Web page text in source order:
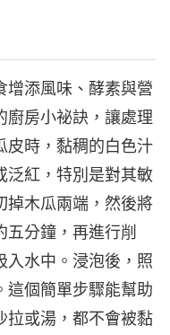
增添風味、酵素與營
廚房小祕訣，讓處理
皮時，黏稠的白色汁
泛紅，特別是對其敏
掉木瓜兩端，然後將
五分鐘，再進行削
入水中。浸泡後，照
這個簡單步驟能幫助
拉或湯，都不會被黏